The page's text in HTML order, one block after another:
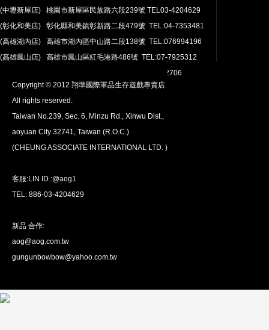
安心購買
100％付款保護。 簡單
退貨政策
全球配送
我們將運送至全球
(中壢新屋店) 桃園市新屋區民族路六段239號 TEL03-4204629
(彰化和美店) 彰化縣和美鎮彰新路二段479號 TEL:04-7353481
(高雄湖內店) 高雄市湖內區中山路二段138號 TEL:076994196
(高雄鳳山店) 高雄市鳳山區紅毛港路486號 TEL:07-7925312
翔準網路部門:TEL 03-4202763 03-4202706
Copyright © 2012 翔準國際軍品生存遊戲專賣店.
All rights reserved.
Taiwan No.239, Sec. 6, Minzu Rd., Xinwu Dist.,
aoyuan City 32741, Taiwan (R.O.C.)
(CHEUNG ASSOCIATE INTERNATIONAL LTD. )
客服:LIN ID :@aog1
TEL: 886-03-4204629
新品 合作:
aog@aog.com.tw
gungunbowbow@yahoo.com.tw